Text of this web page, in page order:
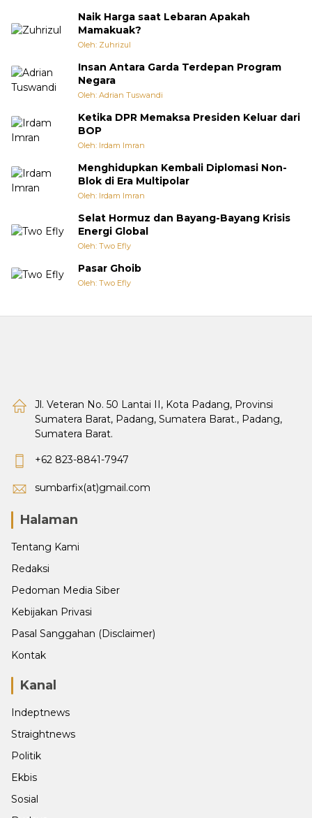
Naik Harga saat Lebaran Apakah
Mamakuak?
Oleh: Zuhrizul
Insan Antara Garda Terdepan Program
Negara
Oleh: Adrian Tuswandi
Ketika DPR Memaksa Presiden Keluar dari
BOP
Oleh: Irdam Imran
Menghidupkan Kembali Diplomasi Non-
Blok di Era Multipolar
Oleh: Irdam Imran
Selat Hormuz dan Bayang-Bayang Krisis
Energi Global
Oleh: Two Efly
Pasar Ghoib
Oleh: Two Efly
Jl. Veteran No. 50 Lantai II, Kota Padang, Provinsi
Sumatera Barat, Padang, Sumatera Barat., Padang,
Sumatera Barat.
+62 823-8841-7947
sumbarfix(at)gmail.com
Halaman
Tentang Kami
Redaksi
Pedoman Media Siber
Kebijakan Privasi
Pasal Sanggahan (Disclaimer)
Kontak
Kanal
Indeptnews
Straightnews
Politik
Ekbis
Sosial